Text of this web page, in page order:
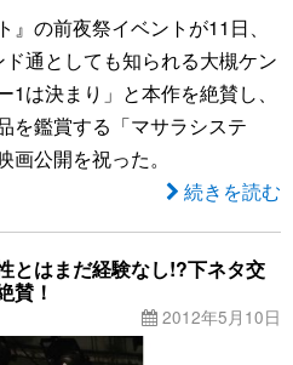
の前夜祭イベントが11日、
通としても知られる大槻ケン
は決まり」と本作を絶賛し、
を鑑賞する「マサラシステ
公開を祝った。
続きを読む
とはまだ経験なし!?下ネタ交
賛！
2012年5月10日